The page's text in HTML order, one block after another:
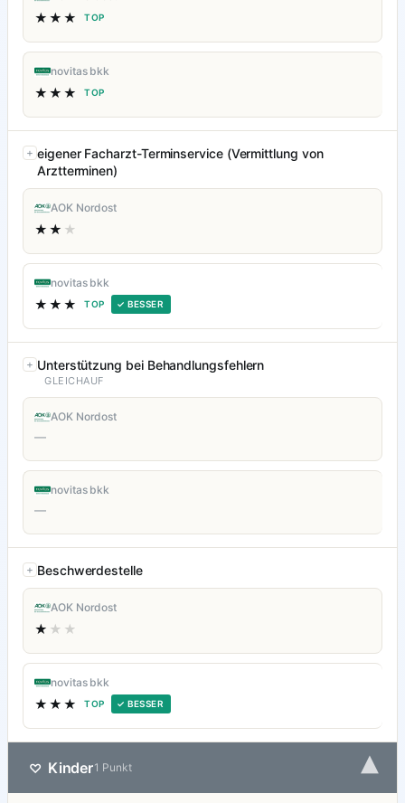
★★★ TOP
novitas bkk
★★★ TOP
eigener Facharzt-Terminservice (Vermittlung von
Arztterminen)
AOK Nordost
★★ ★
novitas bkk
★★★ TOP ✓ BESSER
Unterstützung bei Behandlungsfehlern
GLEICHAUF
AOK Nordost
—
novitas bkk
—
Beschwerdestelle
AOK Nordost
★ ★★
novitas bkk
★★★ TOP ✓ BESSER
♡ Kinder1 Punkt ▾